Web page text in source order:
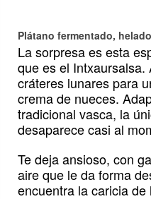
Plátano fermentado,
La sorpresa es esta
que es el Intxaursalsa.
cráteres lunares para
crema de nueces.
tradicional vasca, la
desaparece casi al
Te deja ansioso, con
aire que le da forma
encuentra la caricia